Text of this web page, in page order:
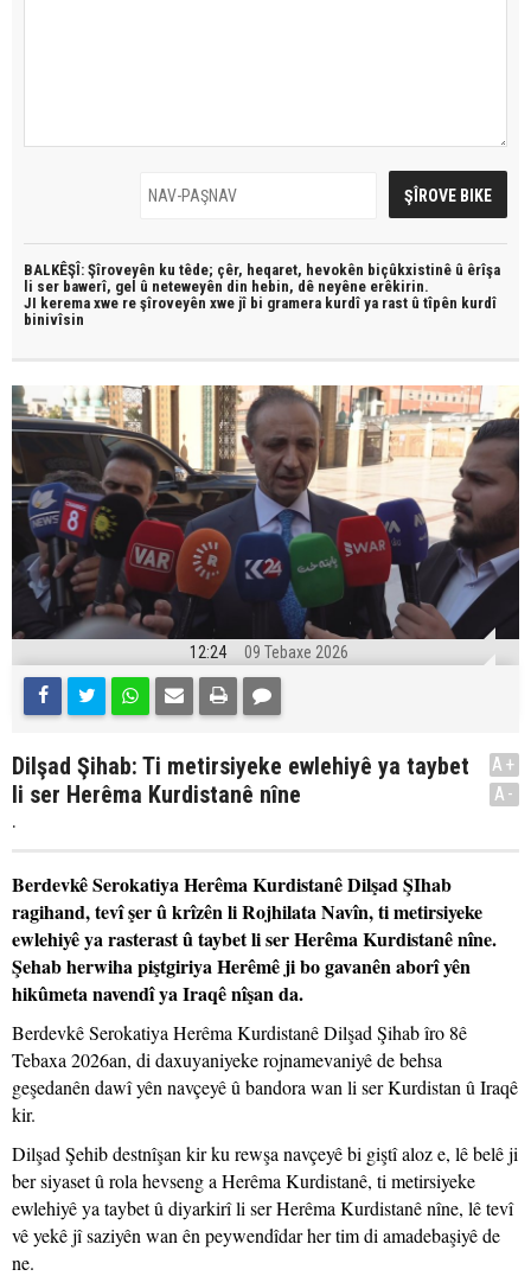
BALKÊŞÎ: Şîroveyên ku têde; çêr, heqaret, hevokên biçûkxistinê û êrîşa
li ser bawerî, gel û neteweyên din hebin, dê neyêne erêkirin.
JI kerema xwe re şîroveyên xwe jî bi gramera kurdî ya rast û tîpên kurdî
binivîsin
12:24 09 Tebaxe 2026
Dilşad Şihab: Ti metirsiyeke ewlehiyê ya taybet
li ser Herêma Kurdistanê nîne
.
A+
A-
Berdevkê Serokatiya Herêma Kurdistanê Dilşad ŞIhab
ragihand, tevî şer û krîzên li Rojhilata Navîn, ti metirsiyeke
ewlehiyê ya rasterast û taybet li ser Herêma Kurdistanê nîne.
Şehab herwiha piştgiriya Herêmê ji bo gavanên aborî yên
hikûmeta navendî ya Iraqê nîşan da.
Berdevkê Serokatiya Herêma Kurdistanê Dilşad Şihab îro 8ê
Tebaxa 2026an, di daxuyaniyeke rojnamevaniyê de behsa
geşedanên dawî yên navçeyê û bandora wan li ser Kurdistan û Iraqê
kir.
Dilşad Şehib destnîşan kir ku rewşa navçeyê bi giştî aloz e, lê belê ji
ber siyaset û rola hevseng a Herêma Kurdistanê, ti metirsiyeke
ewlehiyê ya taybet û diyarkirî li ser Herêma Kurdistanê nîne, lê tevî
vê yekê jî saziyên wan ên peywendîdar her tim di amadebaşiyê de
ne.